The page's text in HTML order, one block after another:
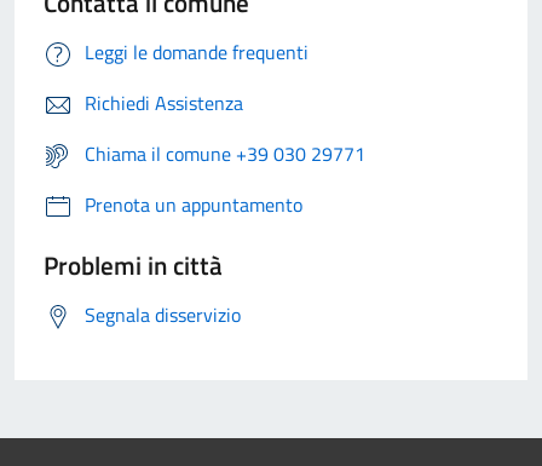
Leggi le domande frequenti
Richiedi Assistenza
Chiama il comune +39 030 29771
Prenota un appuntamento
Problemi in città
Segnala disservizio